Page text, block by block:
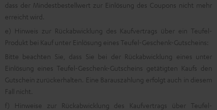
dass der Mindestbestellwert zur Einlösung des Coupons nicht mehr
erreicht wird.
e) Hinweis zur Rückabwicklung des Kaufvertrags über ein Teufel-
Produkt bei Kauf unter Einlösung eines Teufel-Geschenk-Gutscheins:
Bitte beachten Sie, dass Sie bei der Rückabwicklung eines unter
Einlösung eines Teufel-Geschenk-Gutscheins getätigten Kaufs den
Gutschein zurückerhalten. Eine Barauszahlung erfolgt auch in diesem
Fall nicht.
f) Hinweise zur Rückabwicklung des Kaufvertrags über Teufel-